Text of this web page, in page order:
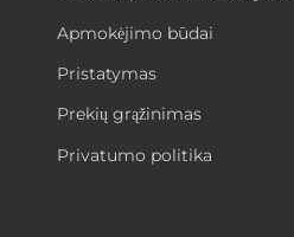
Apmokėjimo būdai
Pristatymas
Prekių grąžinimas
Privatumo politika